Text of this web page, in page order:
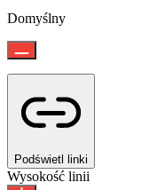
Domyślny
Podświetl linki
Wysokość linii